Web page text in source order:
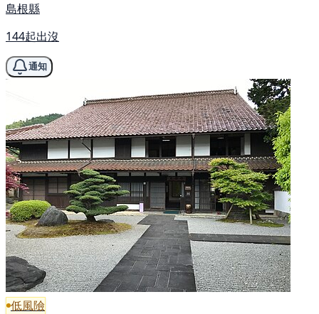
島根縣
144起出沒
通知
低風險